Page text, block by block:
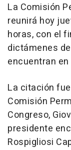
La Comisión
reunirá hoy
horas, con el
dictámenes
encuentran
La citación
Comisión
Congreso,
presidente
Rospigliosi